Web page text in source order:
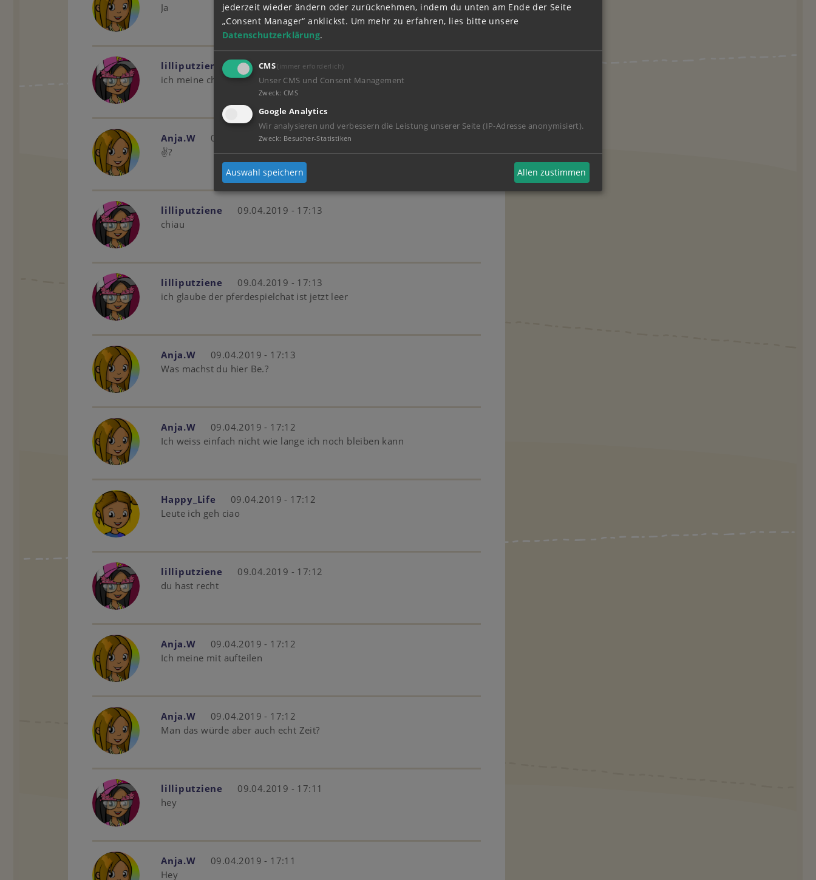
Ja
lilliputziene
09.04.2019 - 17:14
ich meine chiao
Anja.W
09.04.2019 - 17:13
✌?
lilliputziene
09.04.2019 - 17:13
chiau
lilliputziene
09.04.2019 - 17:13
ich glaube der pferdespielchat ist jetzt leer
Anja.W
09.04.2019 - 17:13
Was machst du hier Be.?
Anja.W
09.04.2019 - 17:12
Ich weiss einfach nicht wie lange ich noch bleiben kann
Happy_Life
09.04.2019 - 17:12
Leute ich geh ciao
lilliputziene
09.04.2019 - 17:12
du hast recht
Anja.W
09.04.2019 - 17:12
Ich meine mit aufteilen
Anja.W
09.04.2019 - 17:12
Man das würde aber auch echt Zeit?
lilliputziene
09.04.2019 - 17:11
hey
Anja.W
09.04.2019 - 17:11
Hey
jederzeit wieder ändern oder zurücknehmen, indem du unten am Ende der Seite
„Consent Manager“ anklickst. Um mehr zu erfahren, lies bitte unsere
Datenschutzerklärung.
CMS (immer erforderlich)
Unser CMS und Consent Management
Zweck: CMS
Google Analytics
Wir analysieren und verbessern die Leistung unserer Seite (IP-Adresse anonymisiert).
Zweck: Besucher-Statistiken
Auswahl speichern Allen zustimmen